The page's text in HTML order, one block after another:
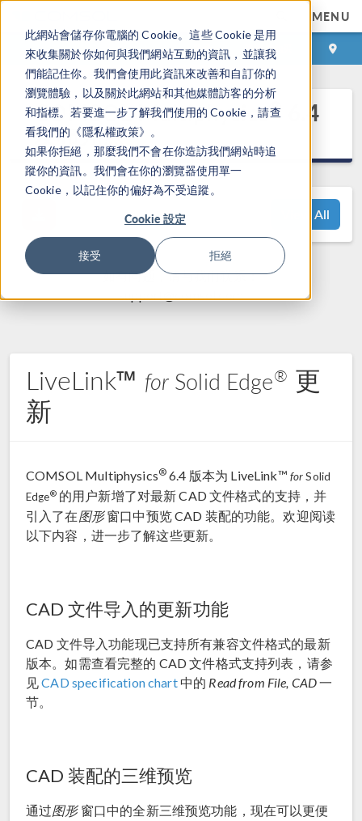
此網站會儲存你電腦的 Cookie。這些 Cookie 是用
來收集關於你如何與我們網站互動的資訊，並讓我
們能記住你。我們會使用此資訊來改善和自訂你的
瀏覽體驗，以及關於此網站和其他媒體訪客的分析
和指標。若要進一步了解我們使用的 Cookie，請查
看我們的《隱私權政策》。
如果你拒絕，那麼我們不會在你造訪我們網站時追
蹤你的資訊。我們會在你的瀏覽器使用單一
Cookie，以記住你的偏好為不受追蹤。
Cookie 設定
接受 拒絕
MENU
登录 咨询与购买
COMSOL Multiphysics® 6.4
发布亮点
View All
如有问题，请与我们联系：
support@comsol.com
LiveLink™ forSolid Edge® 更
新
COMSOL Multiphysics® 6.4 版本为 LiveLink™ forSolid
Edge®的用户新增了对最新 CAD 文件格式的支持，并
引入了在图形窗口中预览 CAD 装配的功能。欢迎阅读
以下内容，进一步了解这些更新。
CAD 文件导入的更新功能
CAD 文件导入功能现已支持所有兼容文件格式的最新
版本。如需查看完整的 CAD 文件格式支持列表，请参
见CAD specification chart中的 Read from File, CAD一
节。
CAD 装配的三维预览
通过图形窗口中的全新三维预览功能，现在可以更便